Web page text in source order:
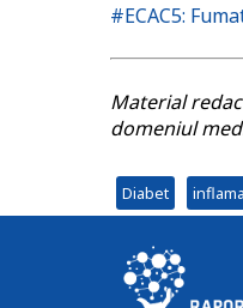
#ECAC5:
Material
domeniul
Diabet